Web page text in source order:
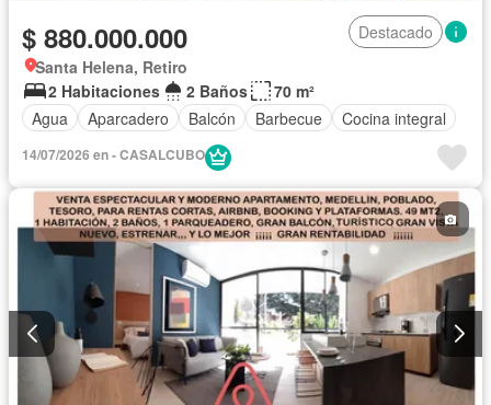
$ 880.000.000
Destacado
Santa Helena, Retiro
2 Habitaciones
2 Baños
70 m²
Agua
Aparcadero Balcón Barbecue Cocina integral
14/07/2026 en - CASALCUBO